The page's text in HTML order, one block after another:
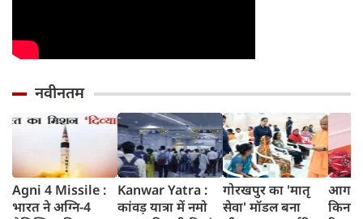
नवीनतम
Agni 4 Missile :
भारत ने अग्नि-4
Kanwar Yatra :
कांवड़ यात्रा में नमो
गोरखपुर का 'मातृ
सेवा' मॉडल बना
आगरा